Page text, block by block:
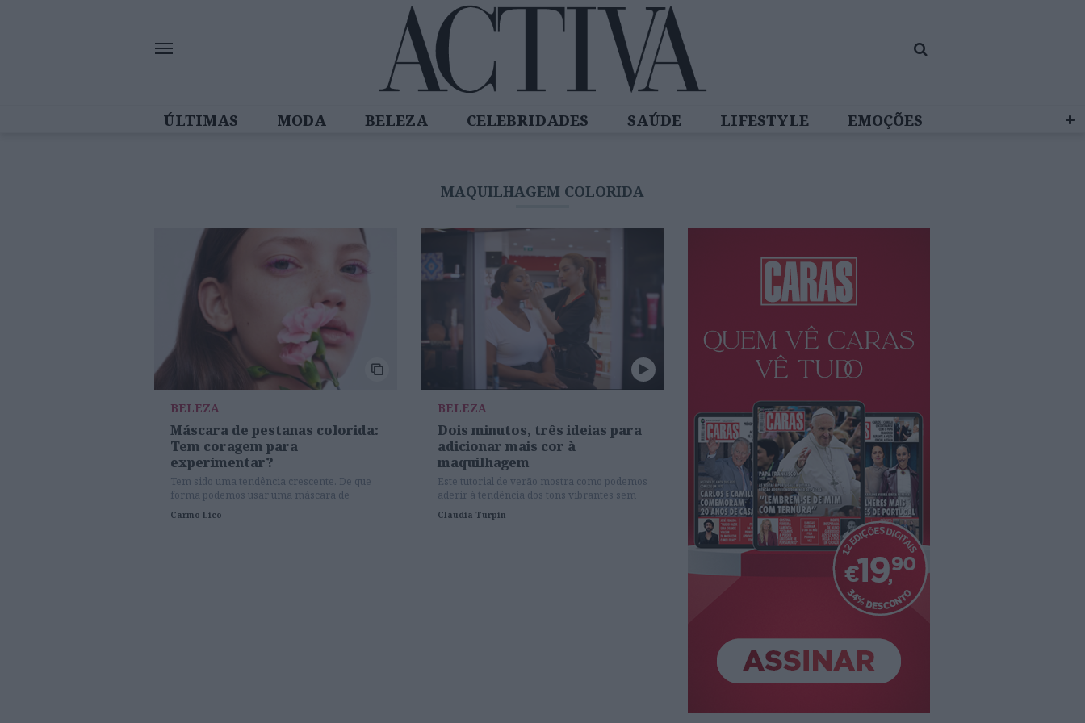
ÚLTIMAS MODA BELEZA CELEBRIDADES SAÚDE LIFESTYLE
EMOÇÕES
MAQUILHAGEM COLORIDA
BELEZA
Máscara de pestanas colorida:
Tem coragem para
experimentar?
Tem sido uma tendência crescente. De que
forma podemos usar uma máscara de
pestanas colorida?
Carmo Lico
BELEZA
Dois minutos, três ideias para
adicionar mais cor à
maquilhagem
Este tutorial de verão mostra como podemos
aderir à tendência dos tons vibrantes sem
nos sentirmos intimidadas.
Cláudia Turpin